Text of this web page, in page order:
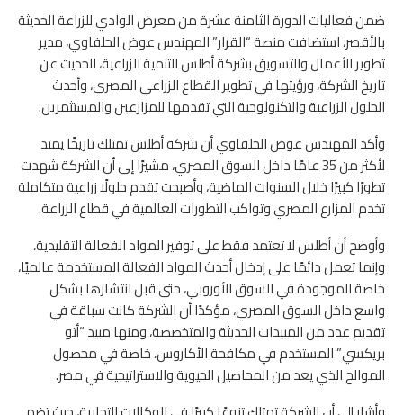
ضمن فعاليات الدورة الثامنة عشرة من معرض الوادي للزراعة الحديثة
بالأقصر، استضافت منصة “القرار” المهندس عوض الحلفاوي، مدير
تطوير الأعمال والتسويق بشركة أطلس للتنمية الزراعية، للحديث عن
تاريخ الشركة، ورؤيتها في تطوير القطاع الزراعي المصري، وأحدث
الحلول الزراعية والتكنولوجية التي تقدمها للمزارعين والمستثمرين.
وأكد المهندس عوض الحلفاوي أن شركة أطلس تمتلك تاريخًا يمتد
لأكثر من 35 عامًا داخل السوق المصري، مشيرًا إلى أن الشركة شهدت
تطورًا كبيرًا خلال السنوات الماضية، وأصبحت تقدم حلولًا زراعية متكاملة
تخدم المزارع المصري وتواكب التطورات العالمية في قطاع الزراعة.
وأوضح أن أطلس لا تعتمد فقط على توفير المواد الفعالة التقليدية،
وإنما تعمل دائمًا على إدخال أحدث المواد الفعالة المستخدمة عالميًا،
خاصة الموجودة في السوق الأوروبي، حتى قبل انتشارها بشكل
واسع داخل السوق المصري، مؤكدًا أن الشركة كانت سباقة في
تقديم عدد من المبيدات الحديثة والمتخصصة، ومنها مبيد “أتو
بريكسي” المستخدم في مكافحة الأكاروس، خاصة في محصول
الموالح الذي يعد من المحاصيل الحيوية والاستراتيجية في مصر.